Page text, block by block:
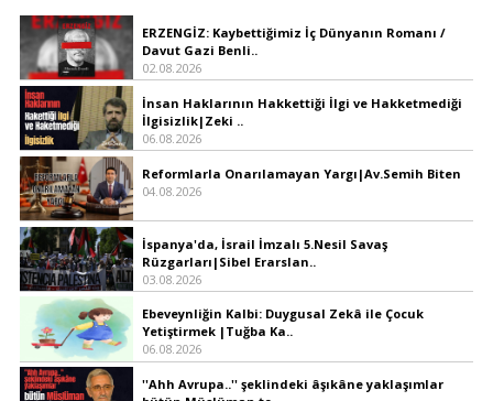
ERZENGİZ: Kaybettiğimiz İç Dünyanın Romanı /
Davut Gazi Benli..
02.08.2026
İnsan Haklarının Hakkettiği İlgi ve Hakketmediği
İlgisizlik|Zeki ..
06.08.2026
Reformlarla Onarılamayan Yargı|Av.Semih Biten
04.08.2026
İspanya'da, İsrail İmzalı 5.Nesil Savaş
Rüzgarları|Sibel Erarslan..
03.08.2026
Ebeveynliğin Kalbi: Duygusal Zekâ ile Çocuk
Yetiştirmek |Tuğba Ka..
06.08.2026
''Ahh Avrupa..'' şeklindeki âşıkâne yaklaşımlar